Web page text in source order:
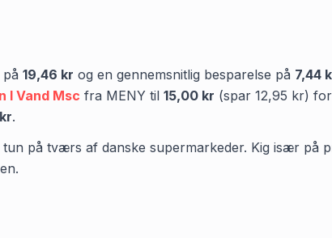
19,46 kr og en gennemsnitlig besparelse på 7,44
I Vand Msc fra MENY til 15,00 kr (spar 12,95 kr) for
.
på tværs af danske supermarkeder. Kig især på